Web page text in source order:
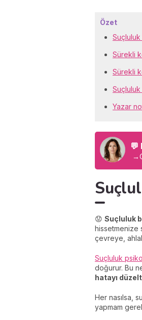
Özet
Sürekli
Sürekli
Yazar
💬
→
😟 Suçluluk
hissetmenize
çevreye,
Suçluluk
doğurur. Bu
hatayı
Her nasılsa,
yapmam